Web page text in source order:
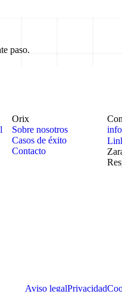
paso.
Orix
Sobre nosotros
Casos de éxito
Contacto
Aviso legalPrivacidad